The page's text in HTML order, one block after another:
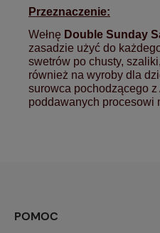
Przeznaczenie:
Wełnę Double Sunday
zasadzie użyć do
swetrów po chusty,
również na wyroby dla
surowca pochodzącego
poddawanych procesowi
POMOC